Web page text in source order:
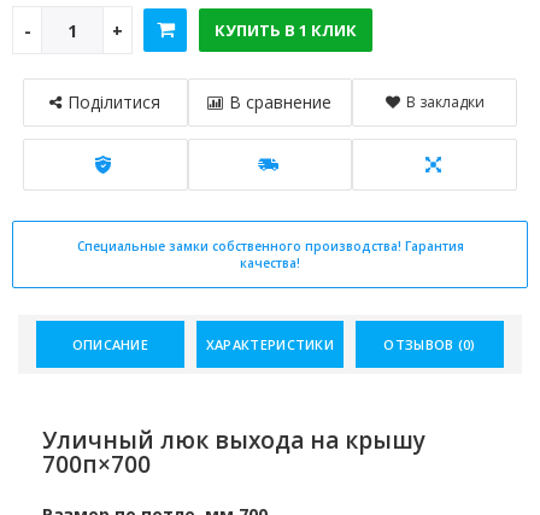
КУПИТЬ В 1 КЛИК
Поділитися В сравнение В закладки
Специальные замки собственного производства! Гарантия
качества!
ОПИСАНИЕ ХАРАКТЕРИСТИКИ ОТЗЫВОВ (0)
Уличный люк выхода на крышу
700п×700